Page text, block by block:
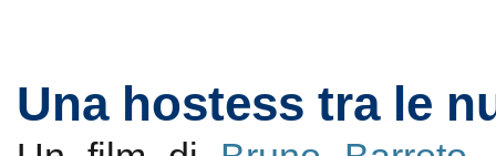
Una hostess tra le